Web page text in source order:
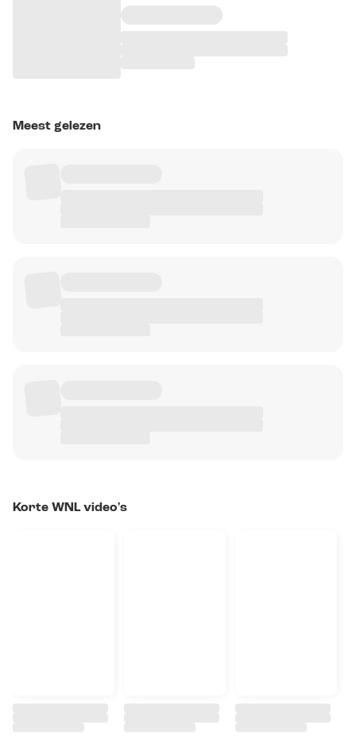
Meest gelezen
Korte WNL video's